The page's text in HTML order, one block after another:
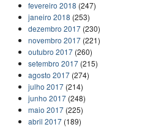
fevereiro 2018 (247)
janeiro 2018 (253)
dezembro 2017 (230)
novembro 2017 (221)
outubro 2017 (260)
setembro 2017 (215)
agosto 2017 (274)
julho 2017 (214)
junho 2017 (248)
maio 2017 (225)
abril 2017 (189)